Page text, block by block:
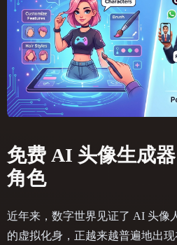
Fantasy Flat
Industrial Isometric
Minimalist Modern
Pixel Art
Voxel
免费 AI 头像生成
角色
近年来，数字世界见证了 AI 头像
的虚拟化身，正越来越普遍地出